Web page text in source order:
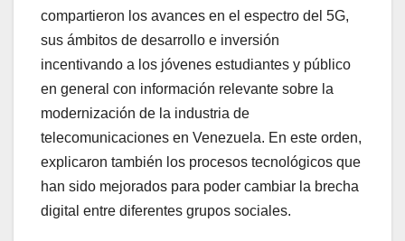
compartieron los avances en el espectro del 5G,
sus ámbitos de desarrollo e inversión
incentivando a los jóvenes estudiantes y público
en general con información relevante sobre la
modernización de la industria de
telecomunicaciones en Venezuela. En este orden,
explicaron también los procesos tecnológicos que
han sido mejorados para poder cambiar la brecha
digital entre diferentes grupos sociales.